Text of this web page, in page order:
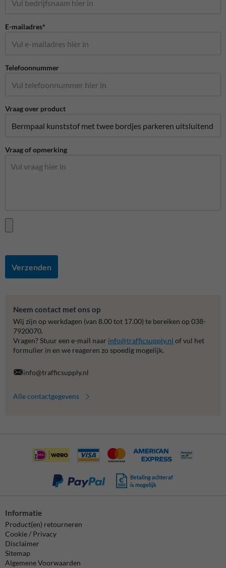
E-mailadres*
Telefoonnummer
Vraag over product
Vraag of opmerking
Verzenden
Neem contact met ons op
Wij zijn op werkdagen (van 8.00 tot 17.00) te bereiken op 038-
7920070.
Vragen? Stuur een e-mail naar info@trafficsupply.nl of vul het
formulier in en we reageren zo spoedig mogelijk.
info@trafficsupply.nl
Alle contactgegevens
Betaling achteraf
is mogelijk
Informatie
Product(en) retourneren
Cookie / Privacy
Disclaimer
Sitemap
Algemene Voorwaarden